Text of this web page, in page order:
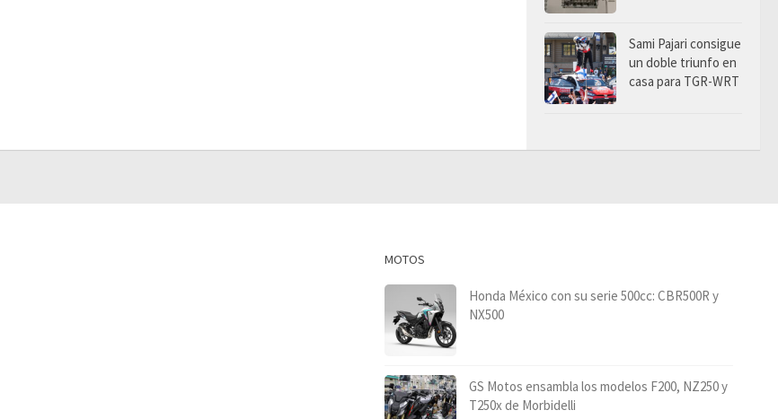
Sami Pajari consigue
un doble triunfo en
casa para TGR-WRT
MOTOS
Honda México con su serie 500cc: CBR500R y
NX500
GS Motos ensambla los modelos F200, NZ250 y
T250x de Morbidelli